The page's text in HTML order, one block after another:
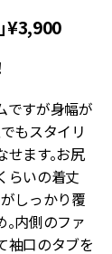
¥3,900
ですが身幅が
もスタイリ
ます。お尻
らいの着丈
しっかり覆
内側のファ
袖口のタブを